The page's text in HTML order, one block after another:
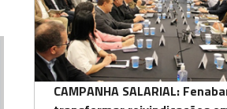
CAMPANHA SALARIAL: